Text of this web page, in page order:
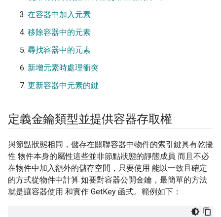
在容器中加入元素
移除容器中的元素
尋找容器中的元素
新增元素時處理衝突
更新容器中元素的鍵
定義金鑰類型並提供容器存取權
與節點狀態相同，儲存在關聯容器中物件的索引鍵具有乾擾
性 物件本身的屬性這些並非節點狀態的靜態成員 而且不必
在物件中加入額外的儲存空間，只要使用 能以一致且確定
的方式從物件中計算 如要對容器公開金鑰，最簡單的方法
就是讓容器使用 和實作 GetKey 函式。範例如下：